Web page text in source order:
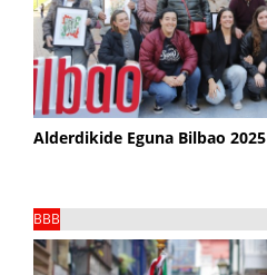
Alderdikide Eguna Bilbao 2025
BBB